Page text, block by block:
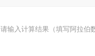
请输入计算结果（填写阿拉伯